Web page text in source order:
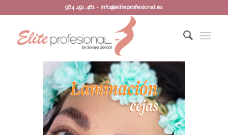
984 491 461 - info@eliteprofesional.es